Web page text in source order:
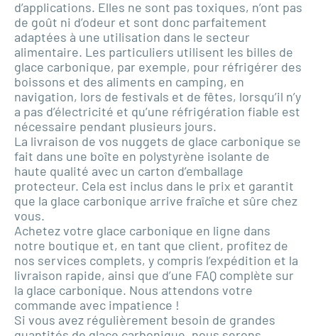
d’applications. Elles ne sont pas toxiques, n’ont pas
de goût ni d’odeur et sont donc parfaitement
adaptées à une utilisation dans le secteur
alimentaire. Les particuliers utilisent les billes de
glace carbonique, par exemple, pour réfrigérer des
boissons et des aliments en camping, en
navigation, lors de festivals et de fêtes, lorsqu’il n’y
a pas d’électricité et qu’une réfrigération fiable est
nécessaire pendant plusieurs jours.
La livraison de vos nuggets de glace carbonique se
fait dans une boîte en polystyrène isolante de
haute qualité avec un carton d’emballage
protecteur. Cela est inclus dans le prix et garantit
que la glace carbonique arrive fraîche et sûre chez
vous.
Achetez votre glace carbonique en ligne dans
notre boutique et, en tant que client, profitez de
nos services complets, y compris l’expédition et la
livraison rapide, ainsi que d’une FAQ complète sur
la glace carbonique. Nous attendons votre
commande avec impatience !
Si vous avez régulièrement besoin de grandes